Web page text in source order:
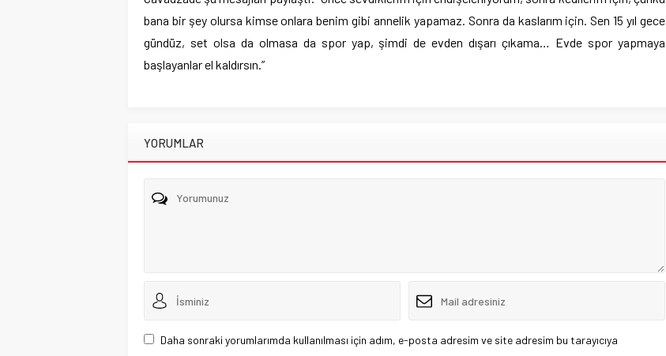
bana bir şey olursa kimse onlara benim gibi annelik yapamaz. Sonra da kaslarım için. Sen 15 yıl gece
gündüz, set olsa da olmasa da spor yap, şimdi de evden dışarı çıkama… Evde spor yapmaya
başlayanlar el kaldırsın.”
YORUMLAR
Daha sonraki yorumlarımda kullanılması için adım, e-posta adresim ve site adresim bu tarayıcıya